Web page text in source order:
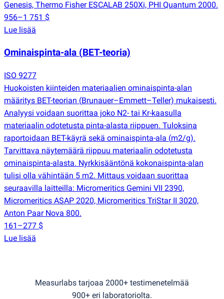
Genesis, Thermo Fisher ESCALAB 250Xi, PHI Quantum 2000.
956–1 751 $
Lue lisää
Ominaispinta-ala (BET-teoria)
ISO 9277
Huokoisten kiinteiden materiaalien ominaispinta-alan
määritys BET-teorian (Brunauer–Emmett–Teller) mukaisesti.
Analyysi voidaan suorittaa joko N2- tai Kr-kaasulla
materiaalin odotetusta pinta-alasta riippuen. Tuloksina
raportoidaan BET-käyrä sekä ominaispinta-ala (m2/g).
Tarvittava näytemäärä riippuu materiaalin odotetusta
ominaispinta-alasta. Nyrkkisääntönä kokonaispinta-alan
tulisi olla vähintään 5 m2. Mittaus voidaan suorittaa
seuraavilla laitteilla: Micromeritics Gemini VII 2390,
Micromeritics ASAP 2020, Micromeritics TriStar II 3020,
Anton Paar Nova 800.
161–277 $
Lue lisää
Measurlabs tarjoaa 2000+ testimenetelmää
900+ eri laboratoriolta.